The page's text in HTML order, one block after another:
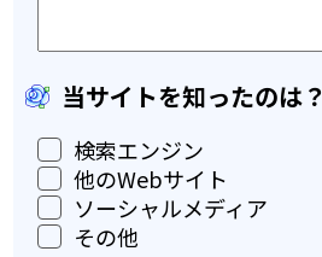
当サイトを知ったのは？
検索エンジン
他のWebサイト
ソーシャルメディア
その他